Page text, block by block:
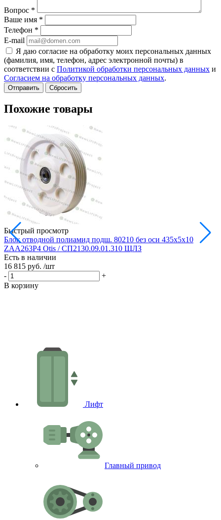
Вопрос *
Ваше имя *
Телефон *
E-mail
Я даю согласие на обработку моих персональных данных
(фамилия, имя, телефон, адрес электронной почты) в
соответствии с Политикой обработки персональных данных и
Согласием на обработку персональных данных.
Сбросить
Похожие товары
Быстрый просмотр
Блок отводной полиамид подш. 80210 без оси 435х5х10
ZAA263P4 Otis / СП2130.09.01.310 ЩЛЗ
Есть в наличии
16 815 руб. /шт
-
+
В корзину
Лифт
Главный привод